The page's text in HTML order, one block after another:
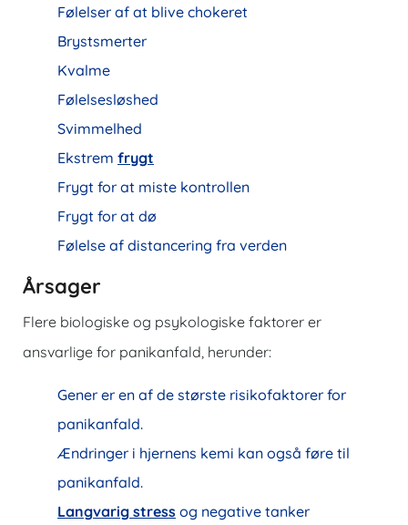
Følelser af at blive chokeret
Brystsmerter
Kvalme
Følelsesløshed
Svimmelhed
Ekstrem frygt
Frygt for at miste kontrollen
Frygt for at dø
Følelse af distancering fra verden
Årsager
Flere biologiske og psykologiske faktorer er
ansvarlige for panikanfald, herunder:
Gener er en af ​​de største risikofaktorer for
panikanfald.
Ændringer i hjernens kemi kan også føre til
panikanfald.
Langvarig stress og negative tanker